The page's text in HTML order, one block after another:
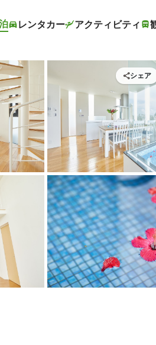
レンタカー アクティビティ
MOTOBU B メイ
シェア